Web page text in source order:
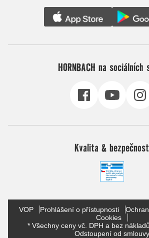
HORNBACH na sociálních
Kvalita & bezpečnost
VOP Prohlášení o přístupnosti
Cookies
* Všechny ceny vč. DPH a bez
Odstoupení od smlouvy